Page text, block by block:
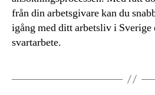
från din arbetsgivare kan du
igång med ditt arbetsliv i Sverige
svartarbete.